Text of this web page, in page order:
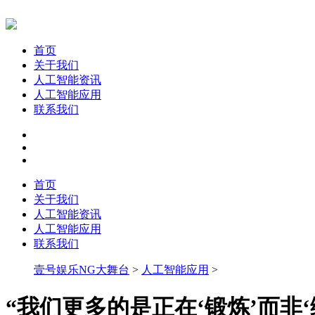
首页
关于我们
人工智能资讯
人工智能应用
联系我们
首页
关于我们
人工智能资讯
人工智能应用
联系我们
壹号娱乐NG大舞台 > 人工智能应用 >
“我们更多的是正在‘锻炼’而非